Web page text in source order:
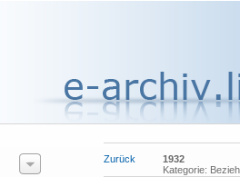
Zurück
1932
Kategorie: